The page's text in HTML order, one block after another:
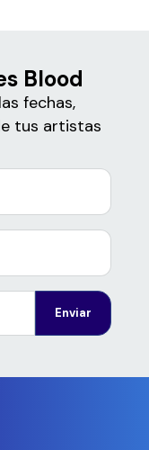
Blood
fechas,
tus artistas
Enviar